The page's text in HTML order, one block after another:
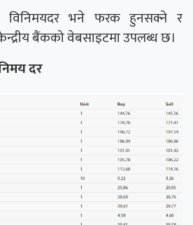
विनिमयदर भने फरक हुनसक्ने र
बैंकको वेबसाइटमा उपलब्ध छ।
दर